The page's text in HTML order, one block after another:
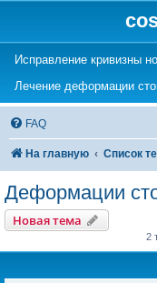
Исправление кривизны
Лечение деформации
FAQ
На главную Список
Деформации
Новая тема
2